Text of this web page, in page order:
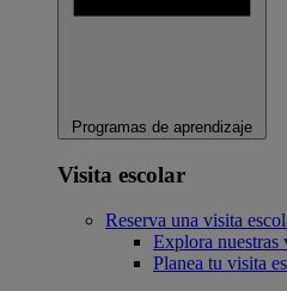
Programas de aprendizaje
Visita escolar
Reserva una visita
Explora nuestras
Planea tu visita